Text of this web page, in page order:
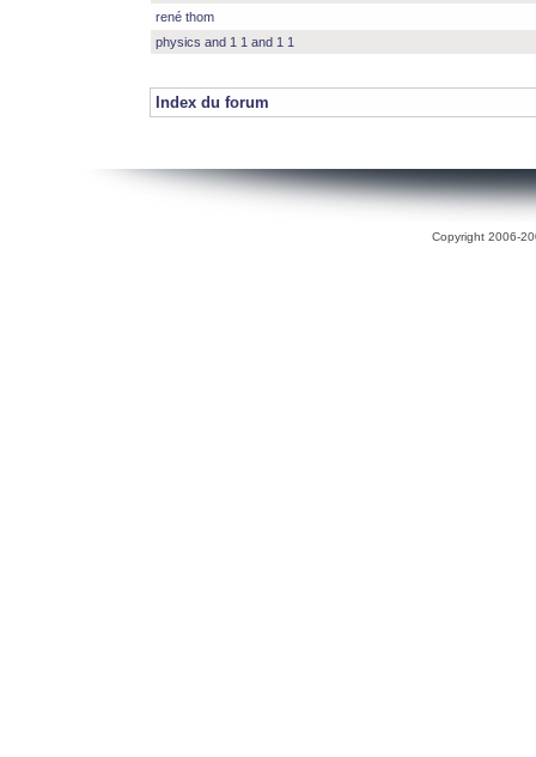
rené thom
physics and 1 1 and 1 1
Index du forum
Copyright 2006-